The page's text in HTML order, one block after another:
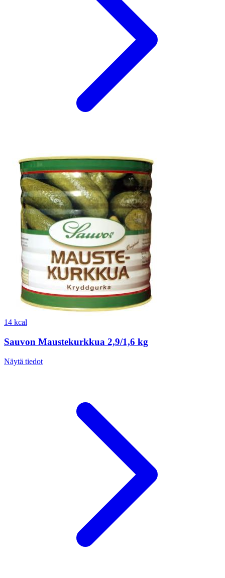
14 kcal
Sauvon Maustekurkkua 2,9/1,6 kg
Näytä tiedot